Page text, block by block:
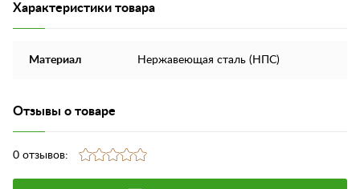
Характеристики товара
Материал Нержавеющая сталь (НПС)
Отзывы о товаре
0 отзывов: